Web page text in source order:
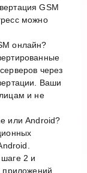
GSM
можно
онлайн?
через
Ваши
и не
или Android?
2 и